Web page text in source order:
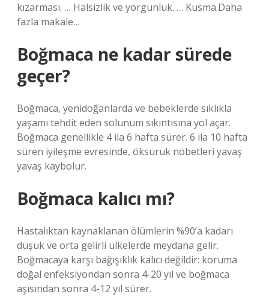
kızarması. … Halsizlik ve yorgunluk. … Kusma.Daha
fazla makale…
Boğmaca ne kadar sürede
geçer?
Boğmaca, yenidoğanlarda ve bebeklerde sıklıkla
yaşamı tehdit eden solunum sıkıntısına yol açar.
Boğmaca genellikle 4 ila 6 hafta sürer. 6 ila 10 hafta
süren iyileşme evresinde, öksürük nöbetleri yavaş
yavaş kaybolur.
Boğmaca kalıcı mı?
Hastalıktan kaynaklanan ölümlerin %90’a kadarı
düşük ve orta gelirli ülkelerde meydana gelir.
Boğmacaya karşı bağışıklık kalıcı değildir: koruma
doğal enfeksiyondan sonra 4-20 yıl ve boğmaca
aşısından sonra 4-12 yıl sürer.